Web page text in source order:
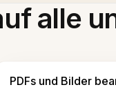
alle
PDFs und Bilder